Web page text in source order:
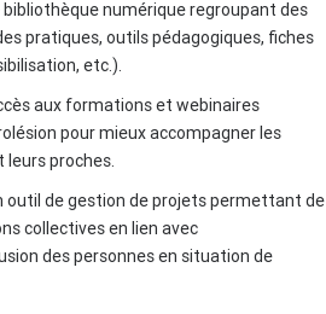
bibliothèque numérique regroupant des
pratiques, outils pédagogiques, fiches
etc.).
aux formations et webinaires
pour mieux accompagner les
leurs proches.
outil de gestion de projets permettant de
collectives en lien avec
des personnes en situation de